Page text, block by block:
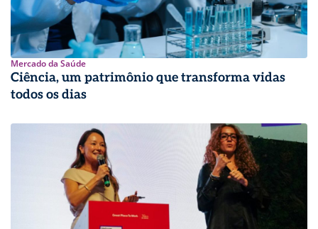
Mercado da Saúde
Ciência, um patrimônio que transforma vidas
todos os dias